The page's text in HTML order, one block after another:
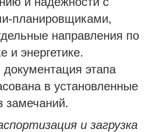
планировщиками,
направления по
и энергетике.
этапа
в установленные
замечаний.
и загрузка